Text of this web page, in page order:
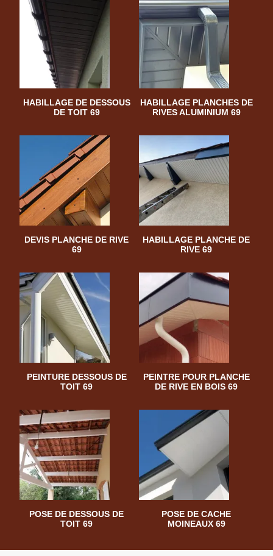
HABILLAGE DE DESSOUS
DE TOIT 69
HABILLAGE PLANCHES DE
RIVES ALUMINIUM 69
DEVIS PLANCHE DE RIVE
69
HABILLAGE PLANCHE DE
RIVE 69
PEINTURE DESSOUS DE
TOIT 69
PEINTRE POUR PLANCHE
DE RIVE EN BOIS 69
POSE DE DESSOUS DE
TOIT 69
POSE DE CACHE
MOINEAUX 69